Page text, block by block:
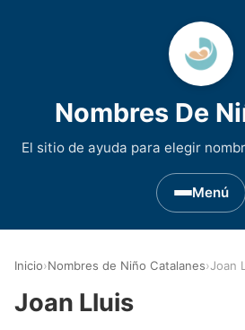
Nombres De
El sitio de ayuda para elegir
Menú
Inicio›Nombres de Niño Catalanes›Joan
Joan Lluis